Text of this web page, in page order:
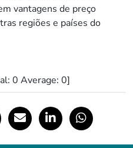
vantagens de preço
regiões e países do
0 Average: 0]